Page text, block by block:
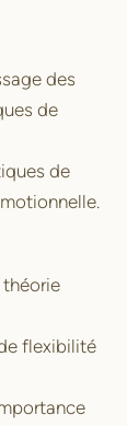
des
de
de
théorie
flexibilité